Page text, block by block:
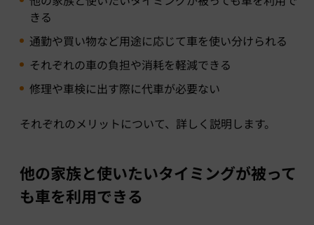
きる
通勤や買い物など用途に応じて車を使い分けられる
それぞれの車の負担や消耗を軽減できる
修理や車検に出す際に代車が必要ない
それぞれのメリットについて、詳しく説明します。
他の家族と使いたいタイミングが被って
も車を利用できる